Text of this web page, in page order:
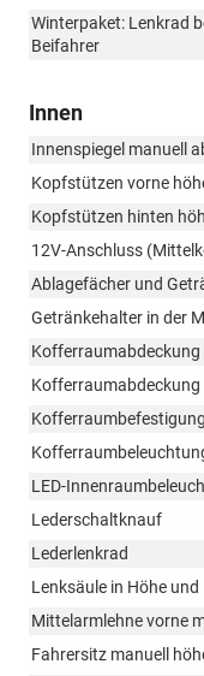
Winterpaket: Lenkrad
Beifahrer
Innen
Innenspiegel manuell
Kopfstützen vorne
Kopfstützen hinten
12V-Anschluss
Ablagefächer und
Getränkehalter in der
LED-
Lederschaltknauf
Lederlenkrad
Lenksäule in Höhe
Mittelarmlehne vorne
Fahrersitz manuell